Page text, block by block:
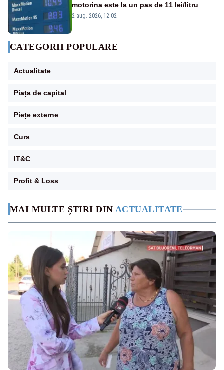
MAI MULTE ȘTIRI DIN ACTUALITATE
motorina este la un pas de 11 lei/litru
2 aug. 2026, 12:02
CATEGORII POPULARE
Actualitate
Piața de capital
Piețe externe
Curs
IT&C
Profit & Loss